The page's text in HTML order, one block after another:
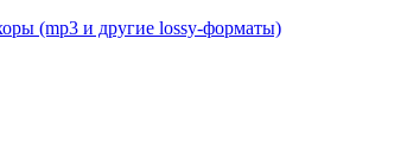
(mp3 и другие lossy-форматы)